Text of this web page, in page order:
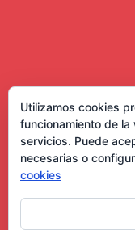
Utilizamos cookies
funcionamiento de
servicios. Puede
necesarias o
cookies